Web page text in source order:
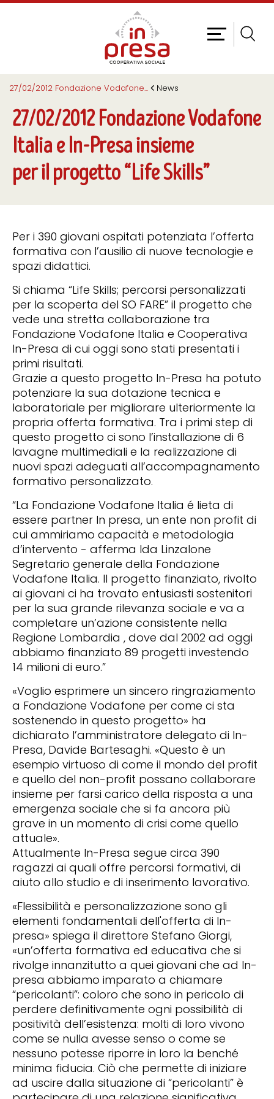
News
27/02/2012 Fondazione Vodafone...
27/02/2012 Fondazione Vodafone
Italia e In-Presa insieme
per il progetto “Life Skills”
Per i 390 giovani ospitati potenziata l’offerta
formativa con l’ausilio di nuove tecnologie e
spazi didattici.
Si chiama “Life Skills; percorsi personalizzati
per la scoperta del SO FARE” il progetto che
vede una stretta collaborazione tra
Fondazione Vodafone Italia e Cooperativa
In-Presa di cui oggi sono stati presentati i
primi risultati.
Grazie a questo progetto In-Presa ha potuto
potenziare la sua dotazione tecnica e
laboratoriale per migliorare ulteriormente la
propria offerta formativa. Tra i primi step di
questo progetto ci sono l’installazione di 6
lavagne multimediali e la realizzazione di
nuovi spazi adeguati all’accompagnamento
formativo personalizzato.
“La Fondazione Vodafone Italia é lieta di
essere partner In presa, un ente non profit di
cui ammiriamo capacità e metodologia
d’intervento - afferma Ida Linzalone
Segretario generale della Fondazione
Vodafone Italia. II progetto finanziato, rivolto
ai giovani ci ha trovato entusiasti sostenitori
per la sua grande rilevanza sociale e va a
completare un’azione consistente nella
Regione Lombardia , dove dal 2002 ad oggi
abbiamo finanziato 89 progetti investendo
14 milioni di euro.”
«Voglio esprimere un sincero ringraziamento
a Fondazione Vodafone per come ci sta
sostenendo in questo progetto» ha
dichiarato l’amministratore delegato di In-
Presa, Davide Bartesaghi. «Questo è un
esempio virtuoso di come il mondo del profit
e quello del non-profit possano collaborare
insieme per farsi carico della risposta a una
emergenza sociale che si fa ancora più
grave in un momento di crisi come quello
attuale».
Attualmente In-Presa segue circa 390
ragazzi ai quali offre percorsi formativi, di
aiuto allo studio e di inserimento lavorativo.
«Flessibilità e personalizzazione sono gli
elementi fondamentali dell'offerta di In-
presa» spiega il direttore Stefano Giorgi,
«un’offerta formativa ed educativa che si
rivolge innanzitutto a quei giovani che ad In-
presa abbiamo imparato a chiamare
“pericolanti”: coloro che sono in pericolo di
perdere definitivamente ogni possibilità di
positività dell’esistenza: molti di loro vivono
come se nulla avesse senso o come se
nessuno potesse riporre in loro la benché
minima fiducia. Ciò che permette di iniziare
ad uscire dalla situazione di “pericolanti” è